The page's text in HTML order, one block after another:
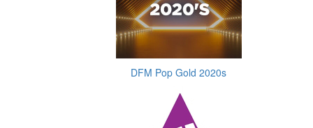
DFM Pop Gold 2020s